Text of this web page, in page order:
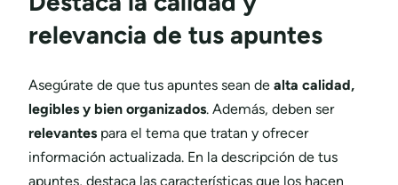
relevancia de tus apuntes
Asegúrate de que tus apuntes sean de alta calidad,
legibles y bien organizados. Además, deben ser
relevantes para el tema que tratan y ofrecer
información actualizada. En la descripción de tus
apuntes, destaca las características que los hacen